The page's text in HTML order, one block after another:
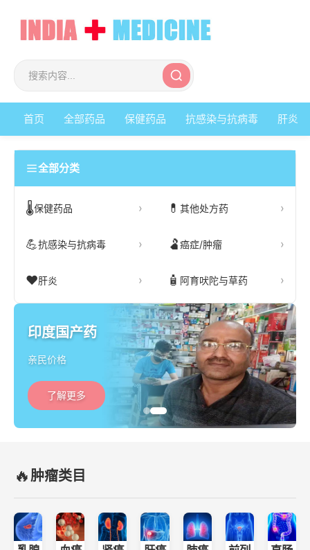
首页 全部药品 保健药品 抗感染与抗病毒 肝炎
全部分类
🌡️保健药品 💊 其他处方药
💪抗感染与抗病毒 🫃癌症/肿瘤
❤️肝炎 🧴 阿育吠陀与草药
印度国产药
亲民价格
了解更多
🔥肿瘤类目